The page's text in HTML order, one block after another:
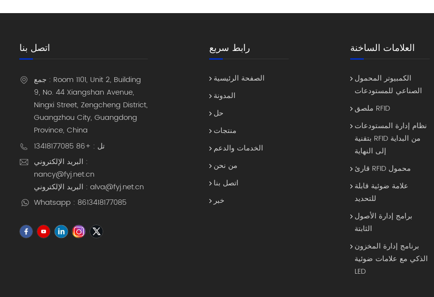
اتصل بنا
جمع : Room 1101, Unit 2, Building
9, No. 44 Xiangshan Avenue,
Ningxi Street, Zengcheng District,
Guangzhou City, Guangdong
Province, China
تل : +86 13418177085
البريد الإلكتروني :
nancy@fyj.net.cn
البريد الإلكتروني : alva@fyj.net.cn
Whatsapp : 8613418177085
رابط سريع
الصفحة الرئيسية
المدونة
حل
منتجات
الخدمات والدعم
من نحن
اتصل بنا
خبر
العلامات الساخنة
الكمبيوتر المحمول
الصناعي للمستودعات
ملصق RFID
نظام إدارة المستودعات
بتقنية RFID من البداية
إلى النهاية
قارئ RFID محمول
علامة ضوئية قابلة
للتحديد
برامج إدارة الأصول
الثابتة
برنامج إدارة المخزون
الذكي مع علامات ضوئية
LED